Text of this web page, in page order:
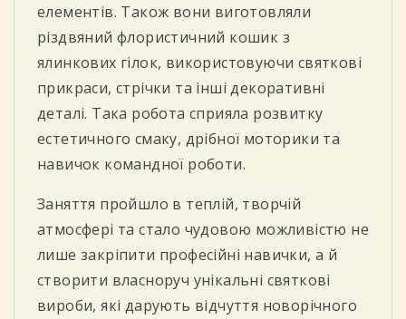
елементів. Також вони виготовляли
різдвяний флористичний кошик з
ялинкових гілок, використовуючи святкові
прикраси, стрічки та інші декоративні
деталі. Така робота сприяла розвитку
естетичного смаку, дрібної моторики та
навичок командної роботи.
Заняття пройшло в теплій, творчій
атмосфері та стало чудовою можливістю не
лише закріпити професійні навички, а й
створити власноруч унікальні святкові
вироби, які дарують відчуття новорічного